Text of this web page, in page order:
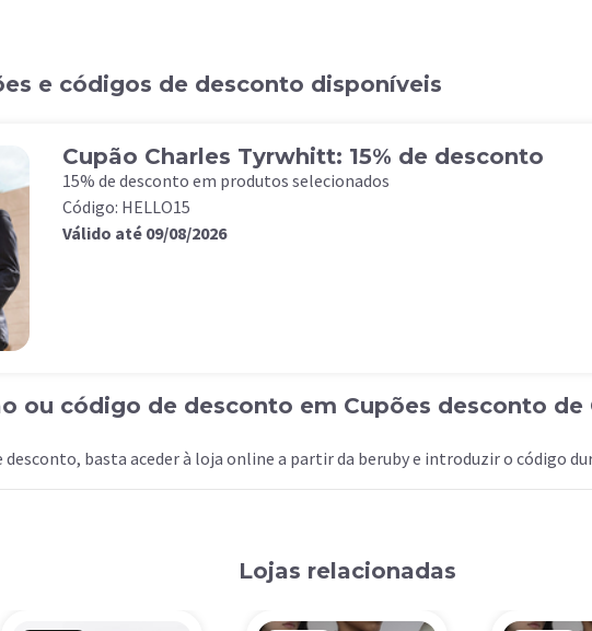
e códigos de desconto disponíveis
Cupão Charles Tyrwhitt: 15% de desconto
15% de desconto em produtos selecionados
Código: HELLO15
Válido até 09/08/2026
ou código de desconto em Cupões desconto
basta aceder à loja online a partir da beruby e introduzir o código
Lojas relacionadas